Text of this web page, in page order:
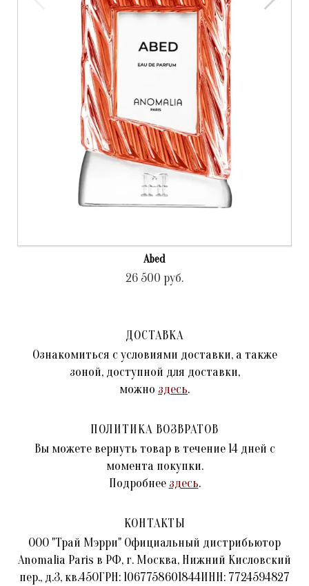
Abed
26 500 руб.
ДОСТАВКА
Ознакомиться с условиями доставки, а также
зоной, доступной для доставки,
можно здесь.
ПОЛИТИКА ВОЗВРАТОВ
Вы можете вернуть товар в течение 14 дней с
момента покупки.
Подробнее здесь.
КОНТАКТЫ
ООО "Трай Мэрри" Официальный дистрибьютор
Anomalia Paris в РФ, г. Москва, Нижний Кисловский
пер., д.3, кв.45ОГРН: 1067758601844ИНН: 7724594827